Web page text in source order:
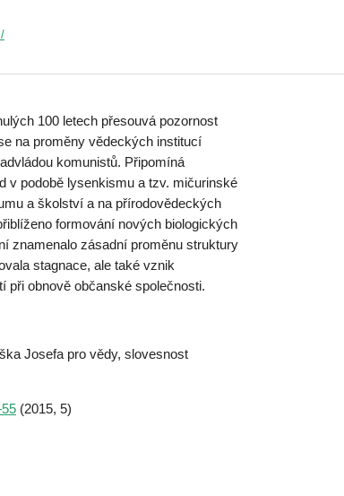
100 letech přesouvá pozornost
na proměny vědeckých institucí
komunistů. Připomíná
v podobě lysenkismu a tzv. mičurinské
a školství a na přírodovědeckých
formování nových biologických
znamenalo zásadní proměnu struktury
stagnace, ale také vznik
při obnově občanské společnosti.
Josefa pro vědy, slovesnost
(2015, 5)